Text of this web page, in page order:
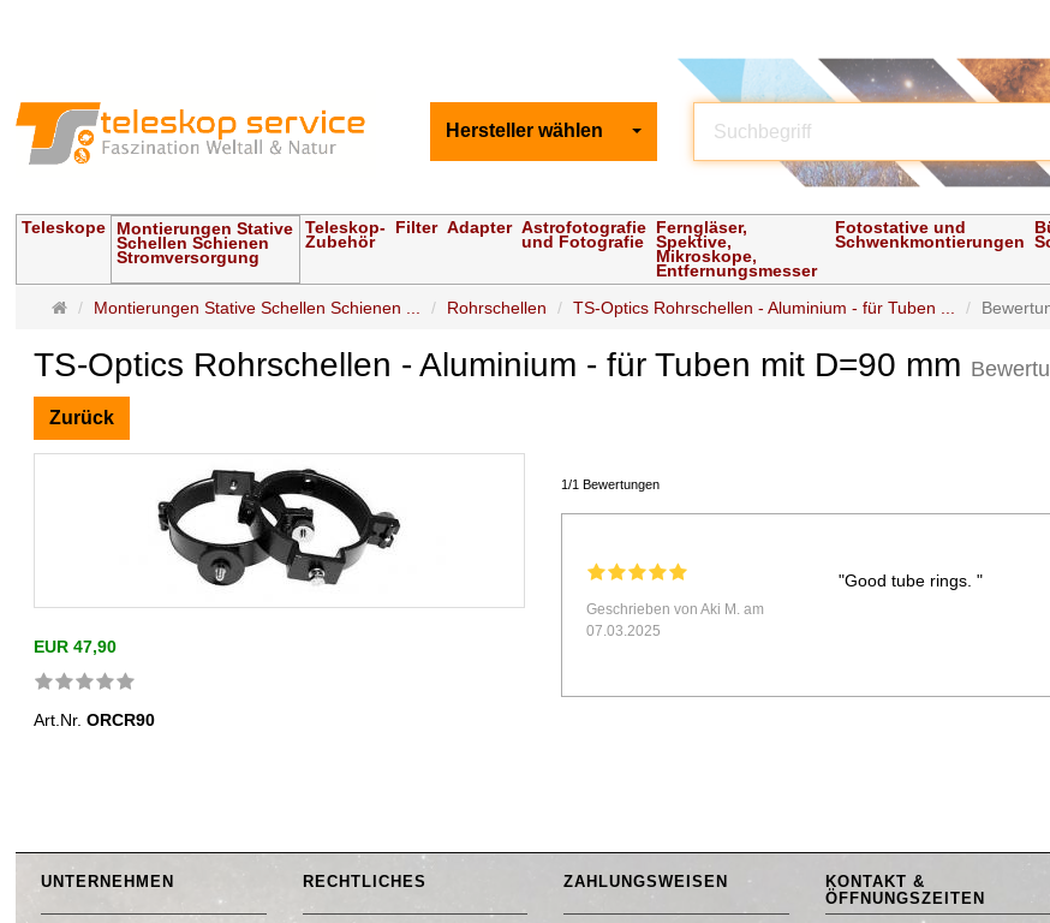
Hersteller wählen
Teleskope Montierungen Stative
Schellen Schienen
Stromversorgung
Teleskop-
Zubehör
Filter Adapter Astrofotografie
und Fotografie
Ferngläser,
Spektive,
Mikroskope,
Entfernungsmesser
Fotostative und
Schwenkmontierungen
Startseite
Montierungen Stative Schellen Schienen ... Rohrschellen TS-Optics Rohrschellen - Aluminium - für Tuben ...
TS-Optics Rohrschellen - Aluminium - für Tuben mit D=90 mm
Zurück
EUR 47,90
Art.Nr.ORCR90
1/1 Bewertungen
Geschrieben von Aki M. am
07.03.2025
"Good tube rings. "
UNTERNEHMEN RECHTLICHES ZAHLUNGSWEISEN
KONTAKT &
ÖFFNUNGSZEITEN